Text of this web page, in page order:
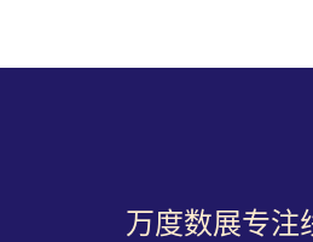
万度数展专注